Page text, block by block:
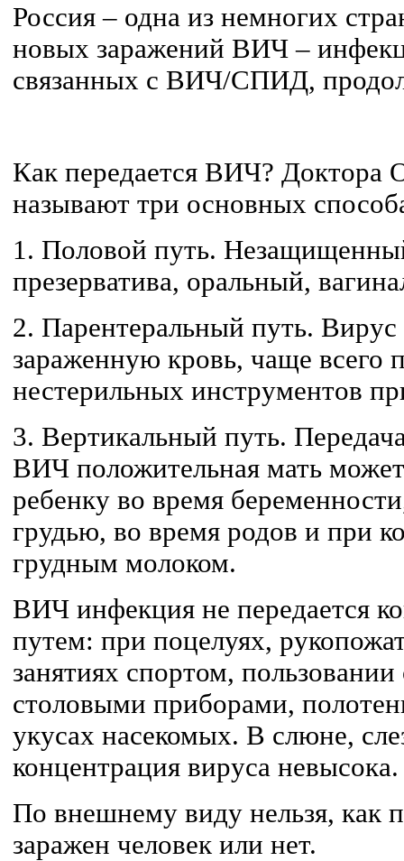
Россия – одна из немногих
новых заражений ВИЧ –
связанных с ВИЧ/СПИД,
Как передается ВИЧ?
называют три основных
1. Половой путь.
презерватива, оральный,
2. Парентеральный путь. Вирус
зараженную кровь, чаще всего
нестерильных инструментов
3. Вертикальный путь.
ВИЧ положительная мать
ребенку во время
грудью, во время родов и при
грудным молоком.
ВИЧ инфекция не передается
путем: при поцелуях,
занятиях спортом,
столовыми приборами,
укусах насекомых. В слюне,
концентрация вируса невысока.
По внешнему виду нельзя, как
заражен человек или нет.